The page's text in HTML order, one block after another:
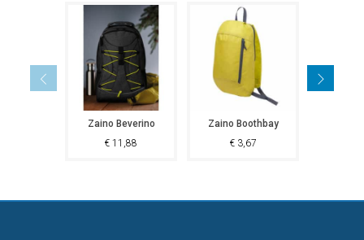
Zaino Beverino
€ 11,88
Zaino Boothbay
€3,67